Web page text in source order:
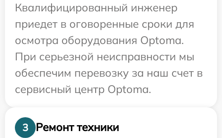
Квалифицированный инженер
приедет в оговоренные сроки для
осмотра оборудования Optoma.
При серьезной неисправности мы
обеспечим перевозку за наш счет в
сервисный центр Optoma.
3
Ремонт техники